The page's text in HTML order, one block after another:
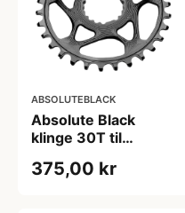
ABSOLUTEBLACK
Absolute Black
klinge 30T til
kranksæt
375,00 kr